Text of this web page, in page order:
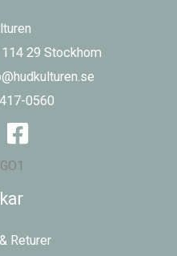
29 Stockhom
0560
Returer